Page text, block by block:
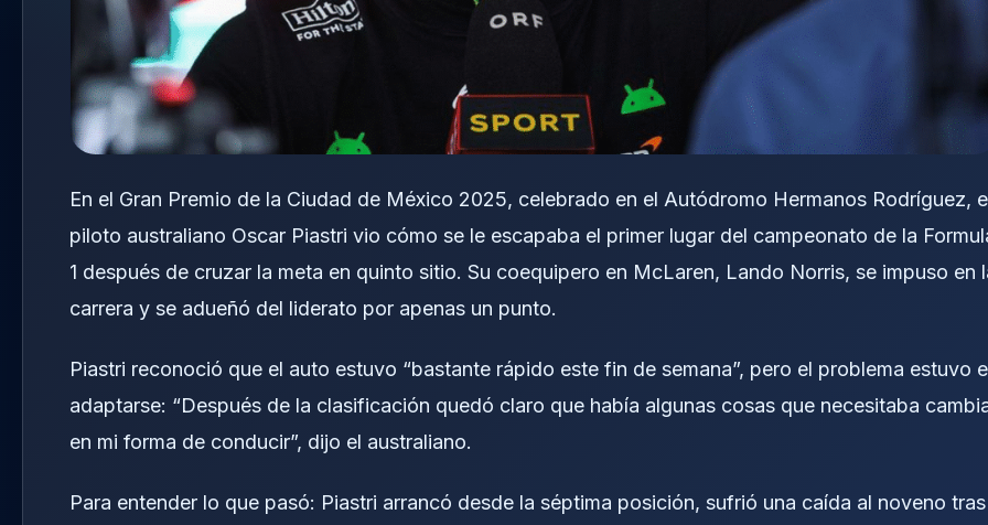
En el Gran Premio de la Ciudad de México 2025, celebrado en el Autódromo Hermanos Rodríguez,
piloto australiano Oscar Piastri vio cómo se le escapaba el primer lugar del campeonato de la
1 después de cruzar la meta en quinto sitio. Su coequipero en McLaren, Lando Norris, se impuso en
carrera y se adueñó del liderato por apenas un punto.
Piastri reconoció que el auto estuvo “bastante rápido este fin de semana”, pero el problema estuvo
adaptarse: “Después de la clasificación quedó claro que había algunas cosas que necesitaba
en mi forma de conducir”, dijo el australiano.
Para entender lo que pasó: Piastri arrancó desde la séptima posición, sufrió una caída al noveno tras